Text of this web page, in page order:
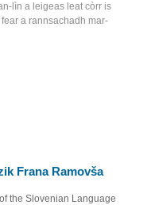
lìn a leigeas leat còrr is
a rannsachadh mar-
Frana Ramovša
the Slovenian Language